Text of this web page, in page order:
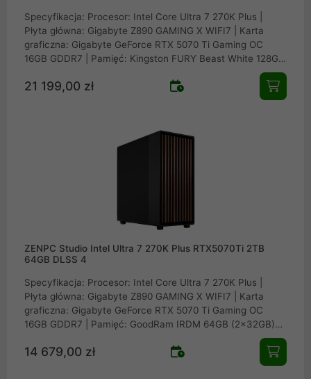
Specyfikacja: Procesor: Intel Core Ultra 7 270K Plus |
Płyta główna: Gigabyte Z890 GAMING X WIFI7 | Karta
graficzna: Gigabyte GeForce RTX 5070 Ti Gaming OC
16GB GDDR7 | Pamięć: Kingston FURY Beast White 128GB
(4x32GB) 5200MHz CL40 | Dysk: Samsung SSD 990 PRO
2TB M.2 PCIe NVMe Gen4 | Obudowa: Fractal Design
850W | Chłodzenie procesora: EK Water Blocks EK-
21 199,00 zł
ZENPC Studio Intel Ultra 7 270K Plus RTX5070Ti 2TB
64GB DLSS 4
Specyfikacja: Procesor: Intel Core Ultra 7 270K Plus |
Płyta główna: Gigabyte Z890 GAMING X WIFI7 | Karta
graficzna: Gigabyte GeForce RTX 5070 Ti Gaming OC
16GB GDDR7 | Pamięć: GoodRam IRDM 64GB (2x32GB)
6000MHz CL30 | Dysk: Samsung SSD 990 PRO 2TB M.2
PCIe NVMe Gen4 | Obudowa: Fractal Design North XL
Charcoal Black Mesh | Zasilacz: Seasonic FOCUS GX-850
14 679,00 zł